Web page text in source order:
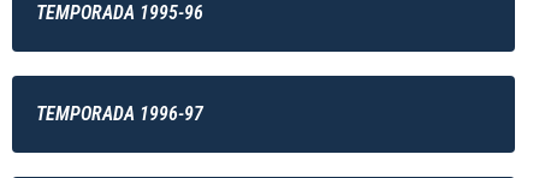
TEMPORADA 1995-96
TEMPORADA 1996-97